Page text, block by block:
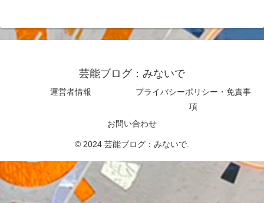
芸能ブログ：みないで
運営者情報
プライバシーポリシー・免責事
項
お問い合わせ
© 2024 芸能ブログ：みないで.